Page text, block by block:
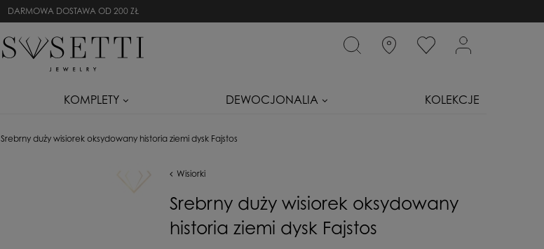
DARMOWA DOSTAWA OD 200 ZŁ
KOMPLETY DEWOCJONALIA KOLEKCJE
Srebrny duży wisiorek oksydowany historia ziemi dysk Fajstos
Wisiorki
Srebrny duży wisiorek oksydowany
historia ziemi dysk Fajstos